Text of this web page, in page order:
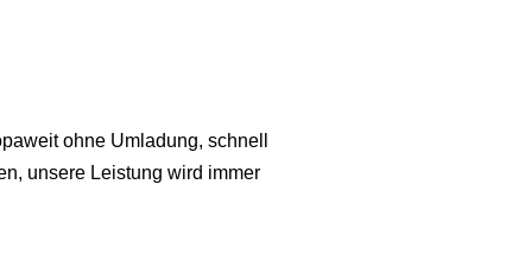
ohne Umladung, schnell
unsere Leistung wird immer